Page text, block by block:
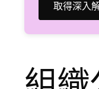
取得深入